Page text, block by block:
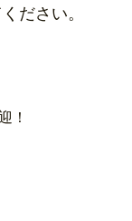
ださい。
！